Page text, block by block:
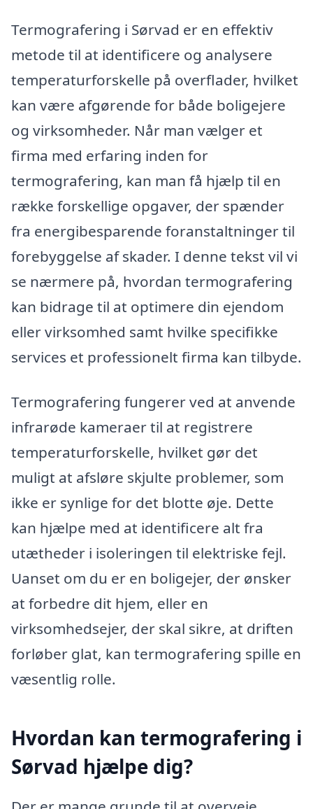
Termografering i Sørvad er en effektiv
metode til at identificere og analysere
temperaturforskelle på overflader, hvilket
kan være afgørende for både boligejere
og virksomheder. Når man vælger et
firma med erfaring inden for
termografering, kan man få hjælp til en
række forskellige opgaver, der spænder
fra energibesparende foranstaltninger til
forebyggelse af skader. I denne tekst vil vi
se nærmere på, hvordan termografering
kan bidrage til at optimere din ejendom
eller virksomhed samt hvilke specifikke
services et professionelt firma kan tilbyde.
Termografering fungerer ved at anvende
infrarøde kameraer til at registrere
temperaturforskelle, hvilket gør det
muligt at afsløre skjulte problemer, som
ikke er synlige for det blotte øje. Dette
kan hjælpe med at identificere alt fra
utætheder i isoleringen til elektriske fejl.
Uanset om du er en boligejer, der ønsker
at forbedre dit hjem, eller en
virksomhedsejer, der skal sikre, at driften
forløber glat, kan termografering spille en
væsentlig rolle.
Hvordan kan termografering i
Sørvad hjælpe dig?